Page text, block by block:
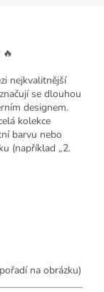
🔥
nejkvalitnější
se dlouhou
designem.
kolekce
barvu nebo
(například „2.
na obrázku)